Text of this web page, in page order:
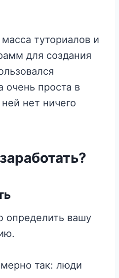
туториалов и
для создания
очень проста в
нет ничего
определить вашу
так: люди